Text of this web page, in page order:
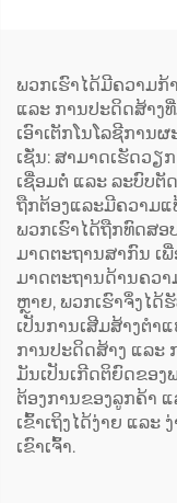
ພວກເຮົາໄດ້ມີຄວາມ
ແລະ ການປະດິດສ້າງ
ເອົາເຕັກໂນໂລຊີການ
ເຊັ່ນ: ສາມາດເຮັດວ
ເຊື່ອມຕໍ່ ແລະ ລະບົບຕັ
ຖືກຕ້ອງແລະມີຄວາມແ
ພວກເຮົາໄດ້ຖືກທົດສອ
ມາດຕະຖານສາກົນ ເ
ມາດຕະຖານດ້ານຄວ
ຫຼາຍ, ພວກເຮົາຈຶ່ງໄດ້
ເປັນການເສີມສ້າງຕຳ
ການປະດິດສ້າງ ແລະ
ມັນເປັນເກີດຕິຍົດຂອງ
ຕ້ອງການຂອງລູກຄ້າ
ເຂົ້າເຖິງໄດ້ງ່າຍ ແລະ
ເຂົາເຈົ້າ.